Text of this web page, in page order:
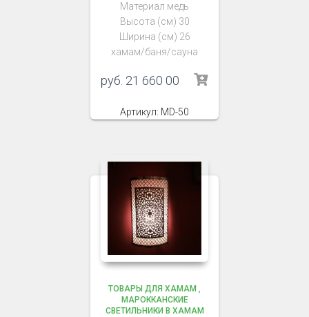
Материал медь
Высота (см) 30
Ширина (см) 26
хамам/баня/сауна
руб. 21 660 00
Артикул: MD-50
ТОВАРЫ ДЛЯ ХАМАМ ,
МАРОККАНСКИЕ
СВЕТИЛЬНИКИ В ХАМАМ